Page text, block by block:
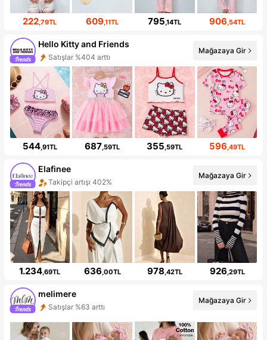
222 ,79TL 609,11TL 795 ,14TL 906 ,54TL
Hello Kitty and Friends
Satışlar %404 arttı
Takipçi Artışı 999%+
Mağazaya Gir
544,91TL 687,59TL 355,59TL 596,49TL
Elafinee
Takipçi artışı 402%
Mağazaya Gir
1.234,69TL 636,00TL 978,42TL 926,29TL
melimere
Satışlar %63 arttı
Mağazaya Gir